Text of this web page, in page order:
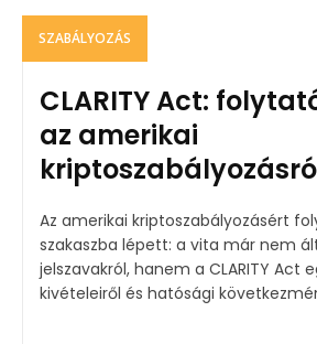
SZABÁLYOZÁS
CLARITY Act:
az amerikai
Az amerikai kriptoszabályozásért
szakaszba lépett: a vita már nem
jelszavakról, hanem a CLARITY Act
kivételeiről és hatósági